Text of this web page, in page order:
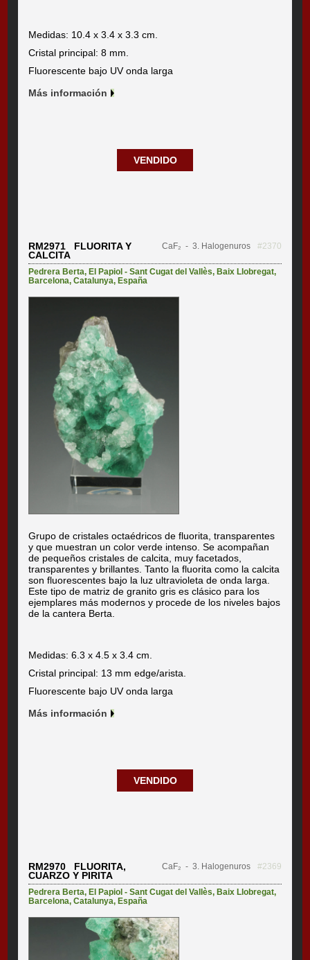
Medidas: 10.4 x 3.4 x 3.3 cm.
Cristal principal: 8 mm.
Fluorescente bajo UV onda larga
Más información
VENDIDO
RM2971 FLUORITA Y
CALCITA
CaF₂ - 3. Halogenuros #2370
Pedrera Berta, El Papiol - Sant Cugat del Vallès, Baix Llobregat,
Barcelona,Catalunya, España
Grupo de cristales octaédricos de fluorita, transparentes
y que muestran un color verde intenso. Se acompañan
de pequeños cristales de calcita, muy facetados,
transparentes y brillantes. Tanto la fluorita como la calcita
son fluorescentes bajo la luz ultravioleta de onda larga.
Este tipo de matriz de granito gris es clásico para los
ejemplares más modernos y procede de los niveles bajos
de la cantera Berta.
Medidas: 6.3 x 4.5 x 3.4 cm.
Cristal principal: 13 mm edge/arista.
Fluorescente bajo UV onda larga
Más información
VENDIDO
RM2970 FLUORITA,
CUARZO Y PIRITA
CaF₂ - 3. Halogenuros #2369
Pedrera Berta, El Papiol - Sant Cugat del Vallès, Baix Llobregat,
Barcelona,Catalunya, España